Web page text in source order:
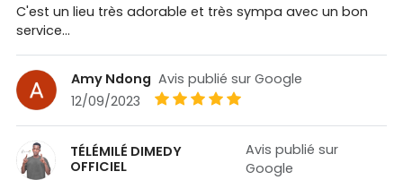
C'est un lieu très adorable et très sympa avec un bon
service...
Amy Ndong Avis publié sur Google
12/09/2023
TÉLÉMILÉ DIMEDY
OFFICIEL
Avis publié sur
Google